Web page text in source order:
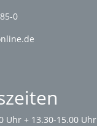
0
Uhr + 13.30-15.00 Uhr